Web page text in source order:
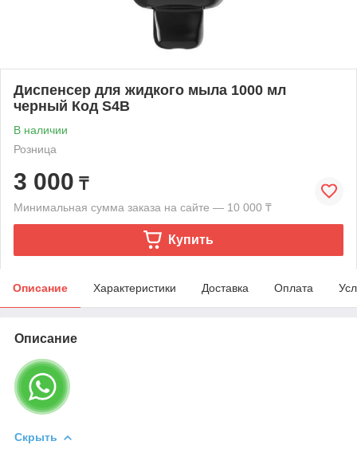
Диспенсер для жидкого мыла 1000 мл
черный Код S4В
В наличии
Розница
3 000 ₸
Минимальная сумма заказа на сайте — 10 000 ₸
Купить
Описание Характеристики Доставка Оплата
Описание
Скрыть